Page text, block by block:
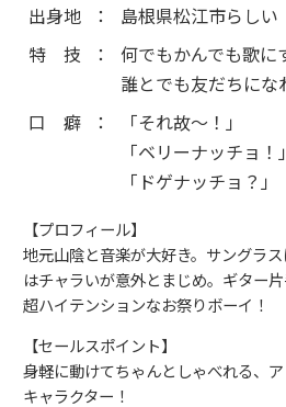
出身地
：
島根県松江市らしい
特技
：
何でもかんでも歌に
誰とでも友だちにな
口癖
：
「それ故～！」
「ベリーナッチョ！」
「ドゲナッチョ？」
【プロフィール】
地元山陰と音楽が大好き。サングラ
はチャラいが意外とまじめ。ギター片
超ハイテンションなお祭りボーイ！
【セールスポイント】
身軽に動けてちゃんとしゃべれる、
キャラクター！